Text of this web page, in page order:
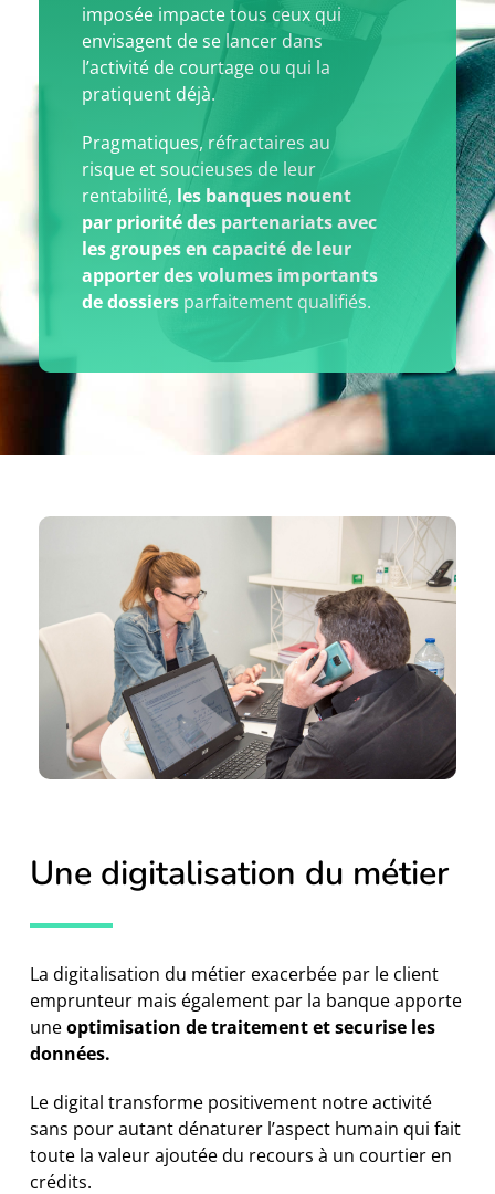
imposée impacte tous ceux qui
envisagent de se lancer dans
l’activité de courtage ou qui la
pratiquent déjà.
Pragmatiques, réfractaires au
risque et soucieuses de leur
rentabilité, les banques nouent
par priorité des partenariats avec
les groupes en capacité de leur
apporter des volumes importants
de dossiers parfaitement qualifiés.
Une digitalisation du métier
La digitalisation du métier exacerbée par le client
emprunteur mais également par la banque apporte
uneoptimisation de traitement et securise les
données.
Le digital transforme positivement notre activité
sans pour autant dénaturer l’aspect humain qui fait
toute la valeur ajoutée du recours à un courtier en
crédits.